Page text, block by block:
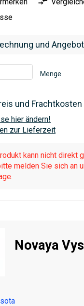
und Angebot
Menge
und Frachtkosten
hier ändern!
zur Lieferzeit
kann nicht direkt
melden Sie sich an
Novaya